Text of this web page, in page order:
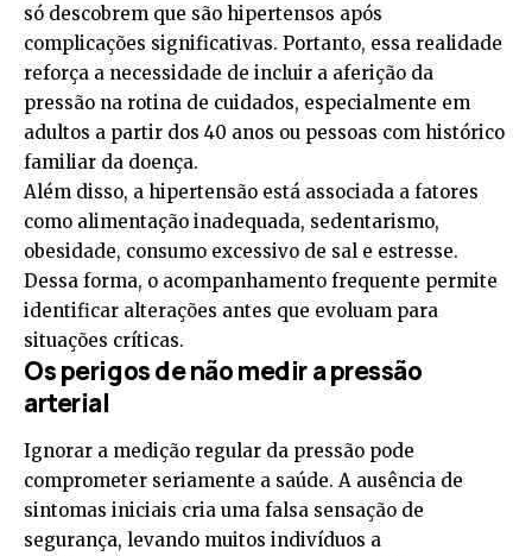
só descobrem que são hipertensos após
complicações significativas. Portanto, essa realidade
reforça a necessidade de incluir a aferição da
pressão na rotina de cuidados, especialmente em
adultos a partir dos 40 anos ou pessoas com histórico
familiar da doença.
Além disso, a hipertensão está associada a fatores
como alimentação inadequada, sedentarismo,
obesidade, consumo excessivo de sal e estresse.
Dessa forma, o acompanhamento frequente permite
identificar alterações antes que evoluam para
situações críticas.
Os perigos de não medir a pressão
arterial
Ignorar a medição regular da pressão pode
comprometer seriamente a saúde. A ausência de
sintomas iniciais cria uma falsa sensação de
segurança, levando muitos indivíduos a